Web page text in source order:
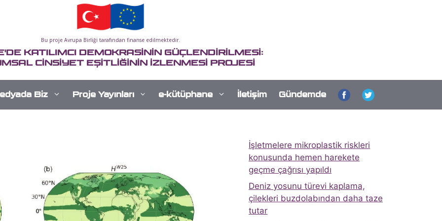
Bu proje Avrupa Birliği tarafından finanse edilmektedir.
KATILIMCI DEMOKRASİNİN GÜÇLENDİRİLMESİ:
CİNSİYET EŞİTLİĞİNİN İZLENMESİ PROJESİ
Biz Proje Yayınları e-kütüphane İletişim Gündemde
İşletmelere mikroplastik riskleri
konusunda hemen harekete
geçme çağrısı yapıldı
Deniz yosunu türevi kaplama,
çilekleri buzdolabından daha taze
tutar